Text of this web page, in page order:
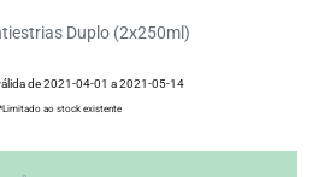
Duplo (2x250ml)
de 2021-04-01 a 2021-05-14
*Limitado ao stock existente